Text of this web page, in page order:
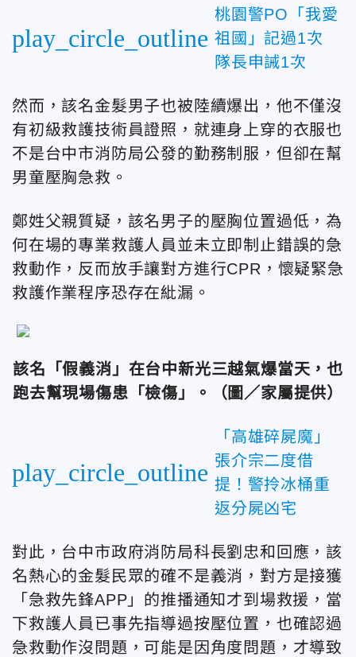
play_circle_outline
桃園警PO「我愛
祖國」記過1次
隊長申誡1次
然而，該名金髮男子也被陸續爆出，他不僅沒
有初級救護技術員證照，就連身上穿的衣服也
不是台中市消防局公發的勤務制服，但卻在幫
男童壓胸急救。
鄭姓父親質疑，該名男子的壓胸位置過低，為
何在場的專業救護人員並未立即制止錯誤的急
救動作，反而放手讓對方進行CPR，懷疑緊急
救護作業程序恐存在紕漏。
該名「假義消」在台中新光三越氣爆當天，也
跑去幫現場傷患「檢傷」。（圖／家屬提供）
play_circle_outline
「高雄碎屍魔」
張介宗二度借
提！警拎冰桶重
返分屍凶宅
對此，台中市政府消防局科長劉忠和回應，該
名熱心的金髮民眾的確不是義消，對方是接獲
「急救先鋒APP」的推播通知才到場救援，當
下救護人員已事先指導過按壓位置，也確認過
急救動作沒問題，可能是因角度問題，才導致